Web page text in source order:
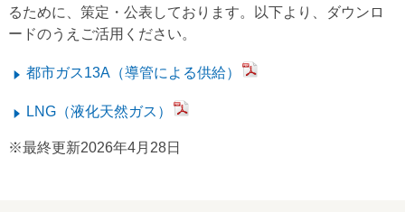
るために、策定・公表しております。以下より、ダウンロ
ードのうえご活用ください。
都市ガス13A（導管による供給）
LNG（液化天然ガス）
※最終更新2026年4月28日